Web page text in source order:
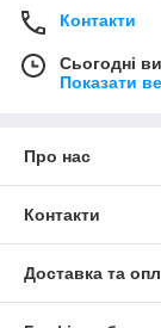
Контакти
Сьогодні
Показати
Про нас
Контакти
Доставка та